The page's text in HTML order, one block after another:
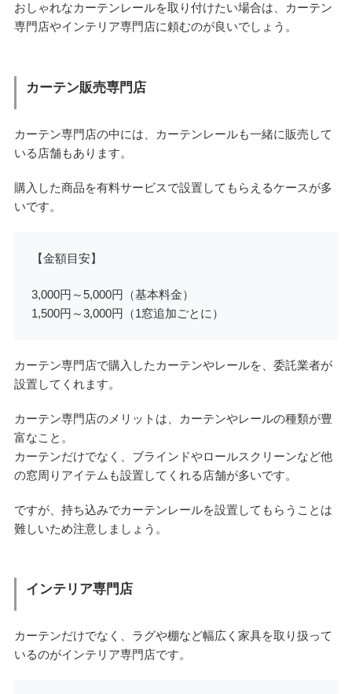
おしゃれなカーテンレールを取り付けたい場合は、カーテン
専門店やインテリア専門店に頼むのが良いでしょう。
カーテン販売専門店
カーテン専門店の中には、カーテンレールも一緒に販売して
いる店舗もあります。
購入した商品を有料サービスで設置してもらえるケースが多
いです。
【金額目安】
3,000円～5,000円（基本料金）
1,500円～3,000円（1窓追加ごとに）
カーテン専門店で購入したカーテンやレールを、委託業者が
設置してくれます。
カーテン専門店のメリットは、カーテンやレールの種類が豊
富なこと。
カーテンだけでなく、ブラインドやロールスクリーンなど他
の窓周りアイテムも設置してくれる店舗が多いです。
ですが、持ち込みでカーテンレールを設置してもらうことは
難しいため注意しましょう。
インテリア専門店
カーテンだけでなく、ラグや棚など幅広く家具を取り扱って
いるのがインテリア専門店です。